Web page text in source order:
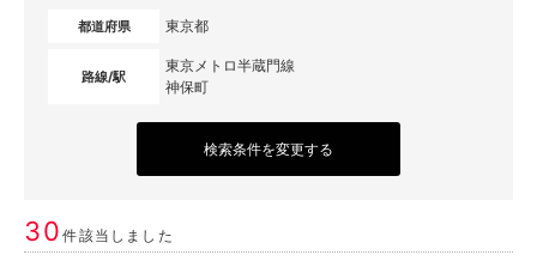
都道府県 東京都
路線/駅
東京メトロ半蔵門線
神保町
検索条件を変更する
30件該当しました